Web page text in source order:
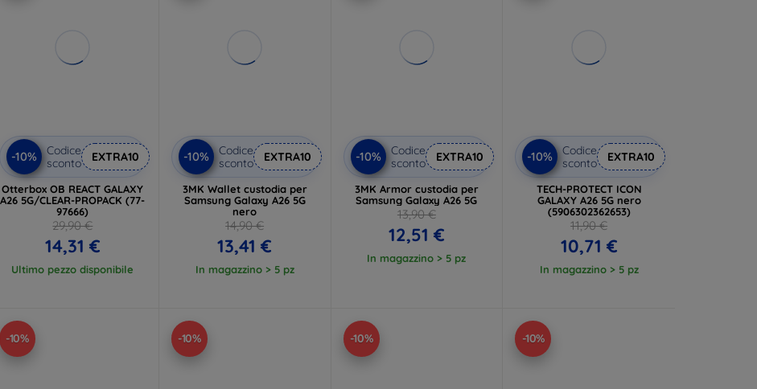
-10%
Codice
sconto
EXTRA10
Otterbox OB REACT GALAXY
A26 5G/CLEAR-PROPACK (77-
97666)
29,90 €
14,31 €
Ultimo pezzo disponibile
-10%
Codice
sconto
EXTRA10
3MK Wallet custodia per
Samsung Galaxy A26 5G
nero
14,90 €
13,41 €
In magazzino > 5 pz
-10%
Codice
sconto
EXTRA10
3MK Armor custodia per
Samsung Galaxy A26 5G
13,90 €
12,51 €
In magazzino > 5 pz
-10%
Codice
sconto
EXTRA10
TECH-PROTECT ICON
GALAXY A26 5G nero
(5906302362653)
11,90 €
10,71 €
In magazzino > 5 pz
-10% -10% -10% -10%